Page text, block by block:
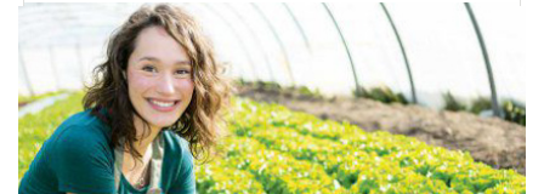
SPECIAL
POLITIC
LIFE